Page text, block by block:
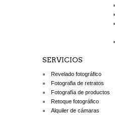
SERVICIOS
Revelado fotográfico
Fotografia de retratos
Fotografía de productos
Retoque fotográfico
Alquiler de cámaras